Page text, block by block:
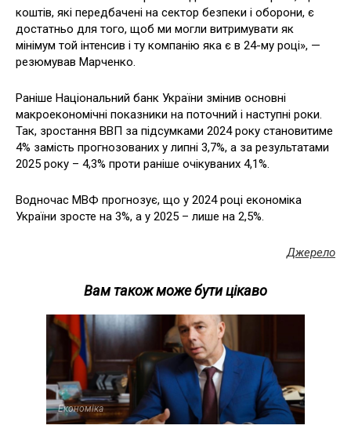
коштів, які передбачені на сектор безпеки і оборони, є
достатньо для того, щоб ми могли витримувати як
мінімум той інтенсив і ту компанію яка є в 24-му році», —
резюмував Марченко.
Раніше Національний банк України змінив основні
макроекономічні показники на поточний і наступні роки.
Так, зростання ВВП за підсумками 2024 року становитиме
4% замість прогнозованих у липні 3,7%, а за результатами
2025 року – 4,3% проти раніше очікуваних 4,1%.
Водночас МВФ прогнозує, що у 2024 році економіка
України зросте на 3%, а у 2025 – лише на 2,5%.
Джерело
Вам також може бути цікаво
Економіка